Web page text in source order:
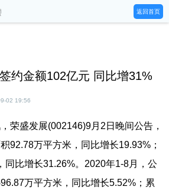
返回首页
约金额102亿元 同比增31%
02 19:56
盛发展(002146)9月2日晚间公告，
92.78万平方米，同比增长19.93%；
同比增长31.26%。2020年1-8月，公
万平方米，同比增长5.52%；累